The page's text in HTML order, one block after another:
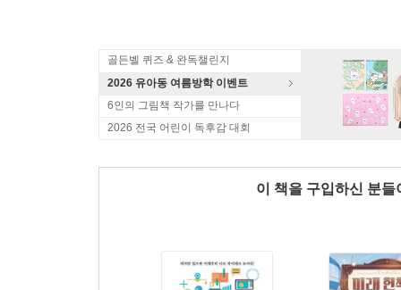
골든벨 퀴즈 & 완독챌린지
2026 유아동 여름방학 이벤트
6인의 그림책 작가를 만나다
2026 전국 어린이 독후감 대회
이 책을 구입하신 분